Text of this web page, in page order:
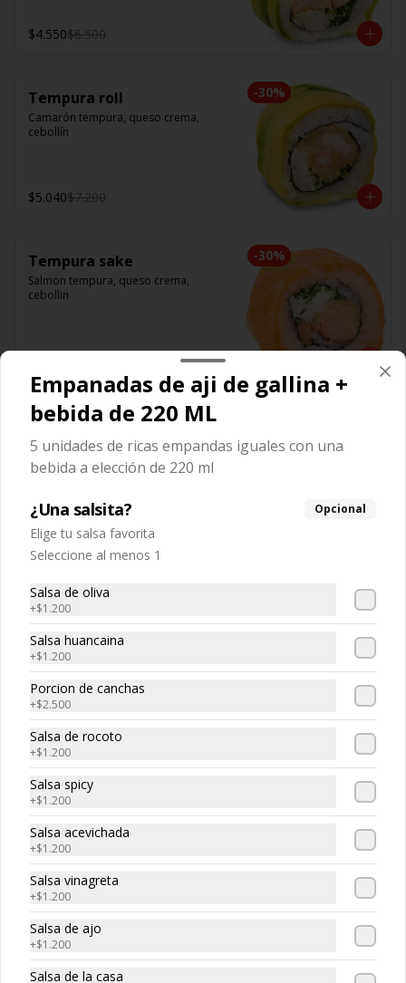
$4.550$6.500
-30%
Tempura roll
Camarón tempura, queso crema,
cebollín
$5.040$7.200
-30%
Tempura sake
Salmon tempura, queso crema,
cebollin
Tako spicy 🌶️
Pulpo, spicy, palta
$5.670
Maguro roll
Atun, palta, queso
$5.320$7.600
Edo roll
Camaron, salmon, queso crema
$5.530$7.900
-30%
Smoked roll
Salmon ahumado, queso cream,
cebollin
Empanadas de aji de gallina +
bebida de 220 ML
5 unidades de ricas empandas iguales con una
bebida a elección de 220 ml
¿Una salsita? Opcional
Elige tu salsa favorita
Seleccione al menos 1
Salsa de oliva
+$1.200
Salsa huancaina
+$1.200
Porcion de canchas
+$2.500
Salsa de rocoto
+$1.200
Salsa spicy
+$1.200
Salsa acevichada
+$1.200
Salsa vinagreta
+$1.200
Salsa de ajo
+$1.200
Salsa de la casa